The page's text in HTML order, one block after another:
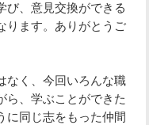
び、意見交換ができる
ります。ありがとうご
なく、今回いろんな職
ら、学ぶことができた
に同じ志をもった仲間